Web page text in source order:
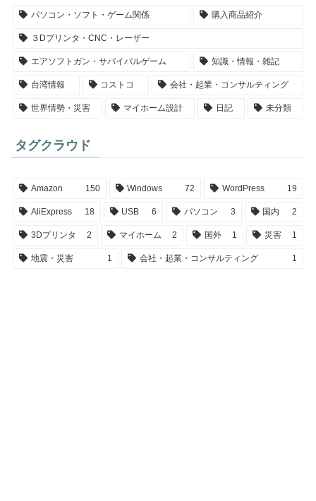
パソコン・ソフト・ゲーム関係 購入商品紹介
３Dプリンタ・CNC・レーザー
エアソフトガン・サバイバルゲーム 知識・情報・雑記
台湾情報 コストコ 会社・起業・コンサルティング
世界情勢・災害 マイホーム設計 日記 未分類
タグクラウド
Amazon 150 Windows 72 WordPress 19
AliExpress 18 USB 6 パソコン 3 国内 2
3Dプリンタ 2 マイホーム 2 国外 1 災害 1
地震・災害 1 会社・起業・コンサルティング 1